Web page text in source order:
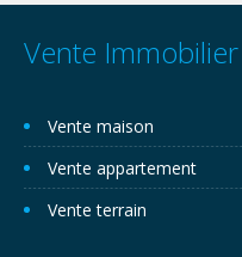
Vente Immobilier
Vente maison
Vente appartement
Vente terrain